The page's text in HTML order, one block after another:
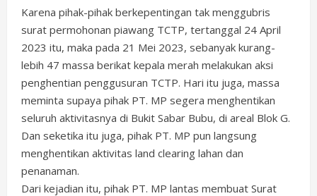
Karena pihak-pihak berkepentingan tak menggubris
surat permohonan piawang TCTP, tertanggal 24 April
2023 itu, maka pada 21 Mei 2023, sebanyak kurang-
lebih 47 massa berikat kepala merah melakukan aksi
penghentian penggusuran TCTP. Hari itu juga, massa
meminta supaya pihak PT. MP segera menghentikan
seluruh aktivitasnya di Bukit Sabar Bubu, di areal Blok G.
Dan seketika itu juga, pihak PT. MP pun langsung
menghentikan aktivitas land clearing lahan dan
penanaman.
Dari kejadian itu, pihak PT. MP lantas membuat Surat